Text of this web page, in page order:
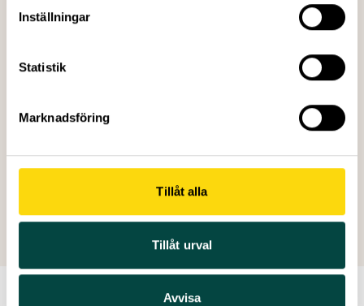
Inställningar
Statistik
Marknadsföring
Tillåt alla
Tillåt urval
Avvisa
Publicerad:
Antal sidor:
Till projektsidan